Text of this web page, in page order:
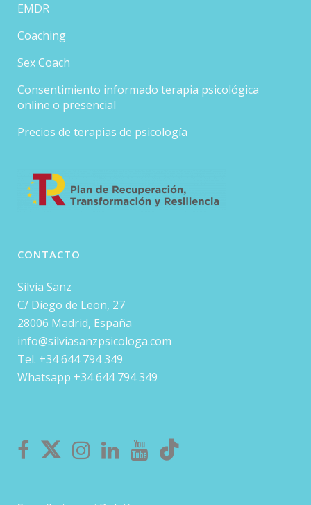
EMDR
Coaching
Sex Coach
Consentimiento informado terapia psicológica
online o presencial
Precios de terapias de psicología
CONTACTO
Silvia Sanz
C/ Diego de Leon, 27
28006 Madrid, España
info@silviasanzpsicologa.com
Tel. +34 644 794 349
Whatsapp +34 644 794 349